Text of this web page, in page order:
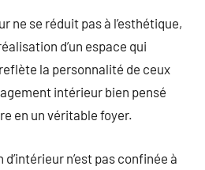
ne se réduit pas à l’esthétique,
d’un espace qui
la personnalité de ceux
intérieur bien pensé
en un véritable foyer.
n’est pas confinée à